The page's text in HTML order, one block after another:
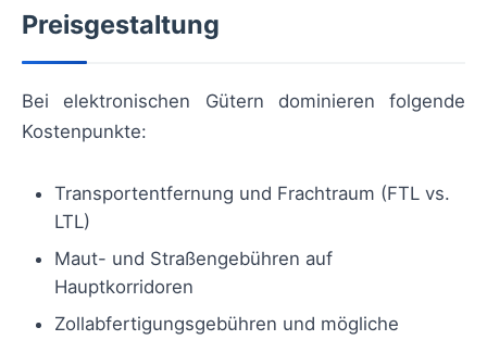
Preisgestaltung
Bei elektronischen Gütern dominieren folgende
Kostenpunkte:
Transportentfernung und Frachtraum (FTL vs.
LTL)
Maut- und Straßengebühren auf
Hauptkorridoren
Zollabfertigungsgebühren und mögliche